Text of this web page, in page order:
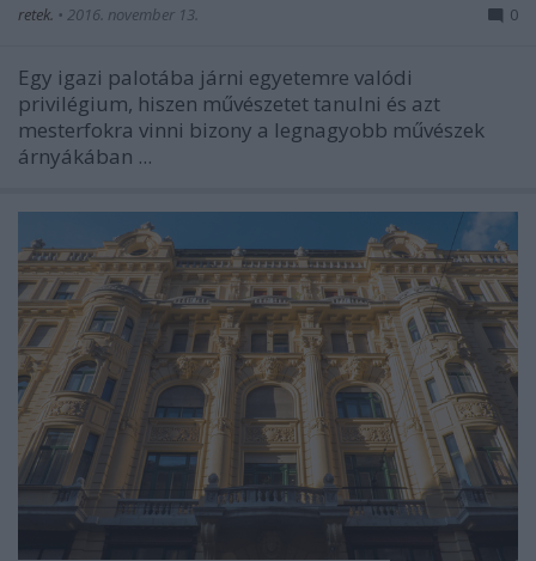
retek. • 2016. november 13. 0
Egy igazi palotába járni egyetemre valódi
privilégium, hiszen művészetet tanulni és azt
mesterfokra vinni bizony a legnagyobb művészek
árnyákában ...